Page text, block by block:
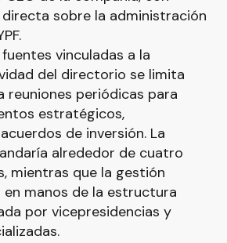
sobre la administración
vinculadas a la
del directorio se limita
reuniones periódicas para
estratégicos,
de inversión. La
alrededor de cuatro
mientras que la gestión
manos de la estructura
por vicepresidencias y